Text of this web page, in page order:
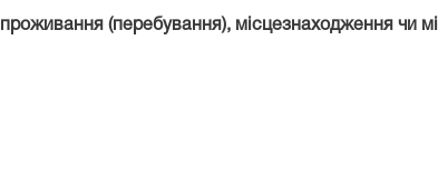
(перебування), місцезнаходження чи